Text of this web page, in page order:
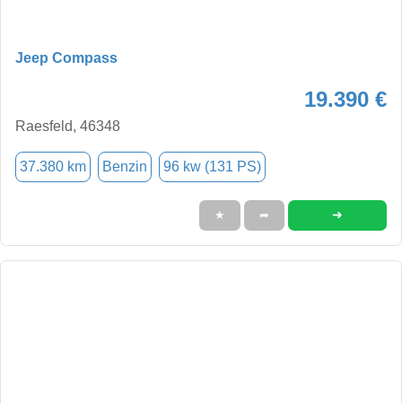
Jeep Compass
19.390 €
Raesfeld, 46348
37.380 km Benzin 96 kw (131 PS)
★ ➦ ➜